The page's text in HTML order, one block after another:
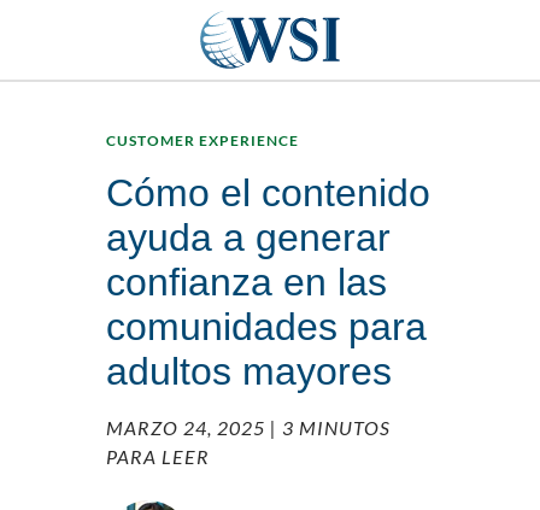
CUSTOMER EXPERIENCE
Cómo el contenido
ayuda a generar
confianza en las
comunidades para
adultos mayores
MARZO 24, 2025 | 3 MINUTOS
PARA LEER